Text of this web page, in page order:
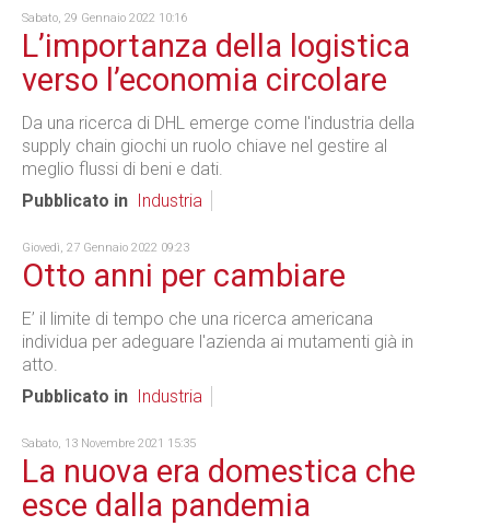
Sabato, 29 Gennaio 2022 10:16
L’importanza della logistica
verso l’economia circolare
Da una ricerca di DHL emerge come l'industria della
supply chain giochi un ruolo chiave nel gestire al
meglio flussi di beni e dati.
Pubblicato in
Industria
Giovedì, 27 Gennaio 2022 09:23
Otto anni per cambiare
E’ il limite di tempo che una ricerca americana
individua per adeguare l'azienda ai mutamenti già in
atto.
Pubblicato in
Industria
Sabato, 13 Novembre 2021 15:35
La nuova era domestica che
esce dalla pandemia